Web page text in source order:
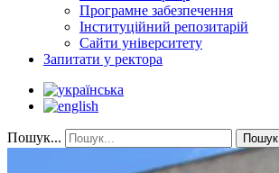
Програмне забезпечення
Інституційний репозитарій
Сайти університету
Запитати у ректора
Пошук... Пошук